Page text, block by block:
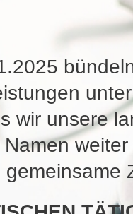
wir unsere
gemeinsame